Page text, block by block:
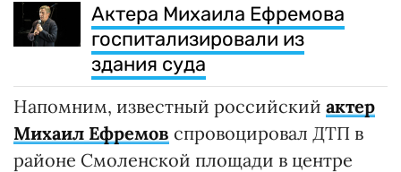
Актера Михаила Ефремова
госпитализировали из
здания суда
Напомним, известный российский актер
Михаил Ефремов спровоцировал ДТП в
районе Смоленской площади в центре